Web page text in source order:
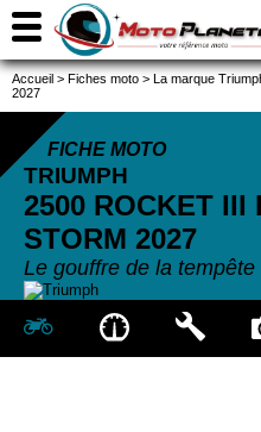
Accueil > Fiches moto > La marque
2027
FICHE MOTO
TRIUMPH
2500 ROCKET III
STORM 2027
Le gouffre de la tempête